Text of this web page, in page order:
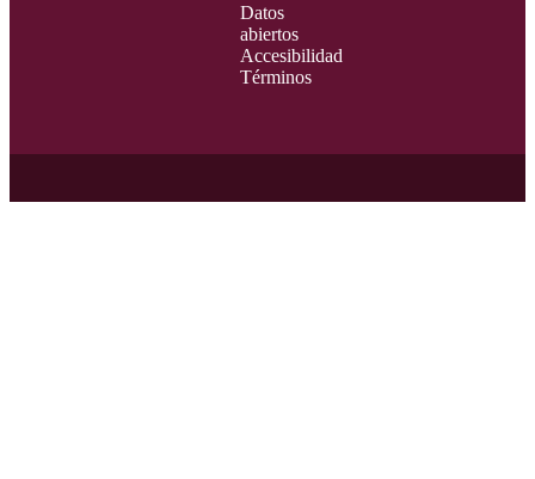
Datos
abiertos
Accesibilidad
Términos